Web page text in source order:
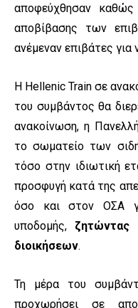
αποφεύχθησαν
αποβίβασης των
ανέμεναν επιβάτες
Η Hellenic Train σε
του συμβάντος θα
ανακοίνωση, η
το σωματείο των
τόσο στην ιδιωτική
προσφυγή κατά της
όσο και στον ΟΣΑ
υποδομής, ζητώντας
διοικήσεων.
Τη μέρα του
προχωρήσει σε